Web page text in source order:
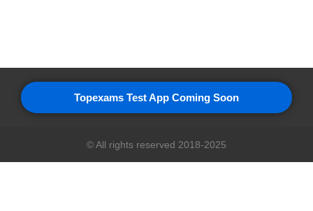
Topexams Test App Coming Soon
© All rights reserved 2018-2025